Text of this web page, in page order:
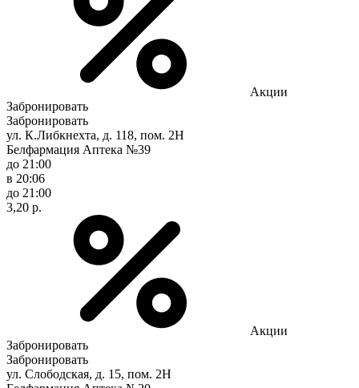
Акции
Забронировать
Забронировать
ул. К.Либкнехта, д. 118, пом. 2Н
Белфармация Аптека №39
до 21:00
в 20:06
до 21:00
3,20 р.
Акции
Забронировать
Забронировать
ул. Слободская, д. 15, пом. 2Н